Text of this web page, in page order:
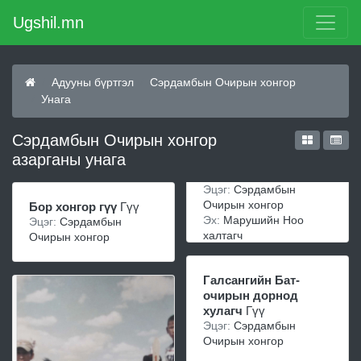
Ugshil.mn
Адууны бүртгэл
Сэрдамбын Очирын хонгор
Унага
Сэрдамбын Очирын хонгор
азарганы унага
Бор хонгор гүү Гүү
Эцэг: Сэрдамбын
Очирын хонгор
Эцэг: Сэрдамбын
Очирын хонгор
Эх: Марушийн Ноо
халтагч
Галсангийн Бат-
очирын дорнод
хулагч Гүү
Эцэг: Сэрдамбын
Очирын хонгор